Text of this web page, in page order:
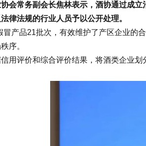
常务副会长焦林表示，酒协通过成立
律法规的行业人员予以公开处理。
品21批次，有效维护了产区企业的
序。
用评价和综合评价结果，将酒类企业